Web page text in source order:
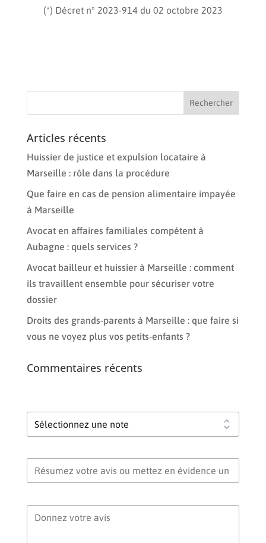
(*) Décret n° 2023-914 du 02 octobre 2023
Articles récents
Huissier de justice et expulsion locataire à
Marseille : rôle dans la procédure
Que faire en cas de pension alimentaire impayée
à Marseille
Avocat en affaires familiales compétent à
Aubagne : quels services ?
Avocat bailleur et huissier à Marseille : comment
ils travaillent ensemble pour sécuriser votre
dossier
Droits des grands-parents à Marseille : que faire si
vous ne voyez plus vos petits-enfants ?
Commentaires récents